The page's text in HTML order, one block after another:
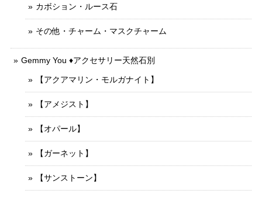
カボション・ルース石
その他・チャーム・マスクチャーム
Gemmy You ♦︎アクセサリー天然石別
【アクアマリン・モルガナイト】
【アメジスト】
【オパール】
【ガーネット】
【サンストーン】